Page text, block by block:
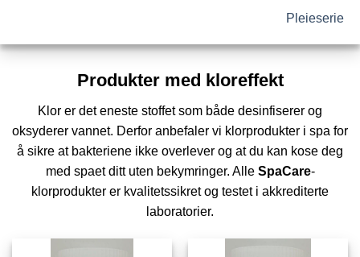
Pleieserie
Produkter med kloreffekt
Klor er det eneste stoffet som både desinfiserer og
oksyderer vannet. Derfor anbefaler vi klorprodukter i spa for
å sikre at bakteriene ikke overlever og at du kan kose deg
med spaet ditt uten bekymringer. Alle SpaCare-
klorprodukter er kvalitetssikret og testet i akkrediterte
laboratorier.